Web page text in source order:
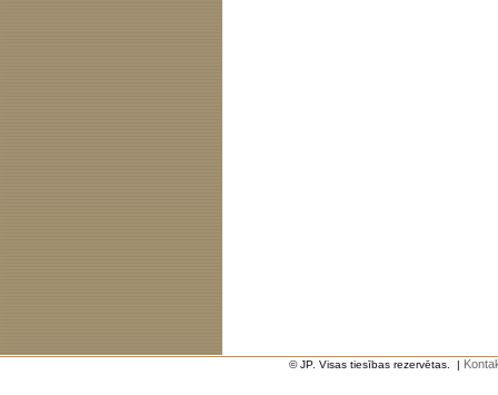
© JP. Visas tiesības rezervētas. |